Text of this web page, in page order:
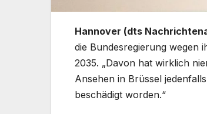
Hannover (dts
die Bundesregierung wegen
2035. „Davon hat wirklich
Ansehen in Brüssel
beschädigt worden.“